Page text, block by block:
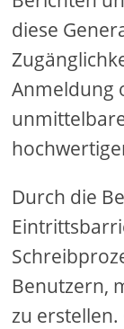
diese
Anmeldung
Durch die
Benutzern,
zu